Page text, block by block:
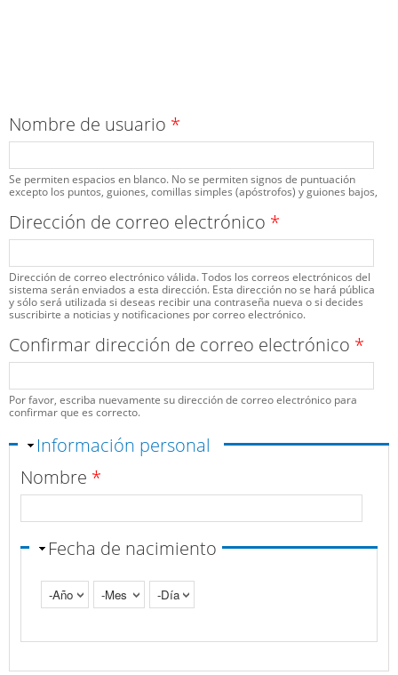
Nombre de usuario *
Se permiten espacios en blanco. No se permiten signos de puntuación
excepto los puntos, guiones, comillas simples (apóstrofos) y guiones bajos,
Dirección de correo electrónico *
Dirección de correo electrónico válida. Todos los correos electrónicos del
sistema serán enviados a esta dirección. Esta dirección no se hará pública
y sólo será utilizada si deseas recibir una contraseña nueva o si decides
suscribirte a noticias y notificaciones por correo electrónico.
Confirmar dirección de correo electrónico *
Por favor, escriba nuevamente su dirección de correo electrónico para
confirmar que es correcto.
Ocultar
Información personal
Nombre *
Fecha de nacimiento
Año
Mes Día